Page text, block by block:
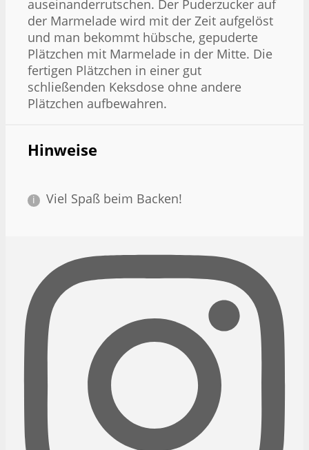
auseinanderrutschen. Der Puderzucker auf
der Marmelade wird mit der Zeit aufgelöst
und man bekommt hübsche, gepuderte
Plätzchen mit Marmelade in der Mitte. Die
fertigen Plätzchen in einer gut
schließenden Keksdose ohne andere
Plätzchen aufbewahren.
Hinweise
Viel Spaß beim Backen!